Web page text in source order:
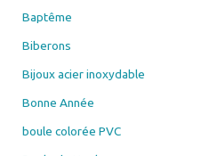
Baptême
Biberons
Bijoux acier inoxydable
Bonne Année
boule colorée PVC